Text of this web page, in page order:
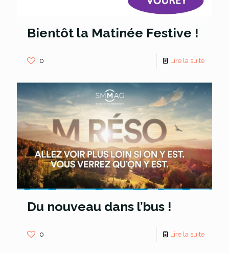
Bientôt la Matinée Festive !
0 Lire la suite
Du nouveau dans l’bus !
0 Lire la suite